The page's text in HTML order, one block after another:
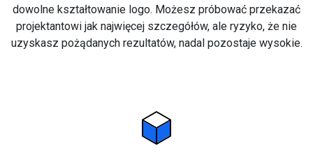
dowolne kształtowanie logo. Możesz próbować przekazać
projektantowi jak najwięcej szczegółów, ale ryzyko, że nie
uzyskasz pożądanych rezultatów, nadal pozostaje wysokie.